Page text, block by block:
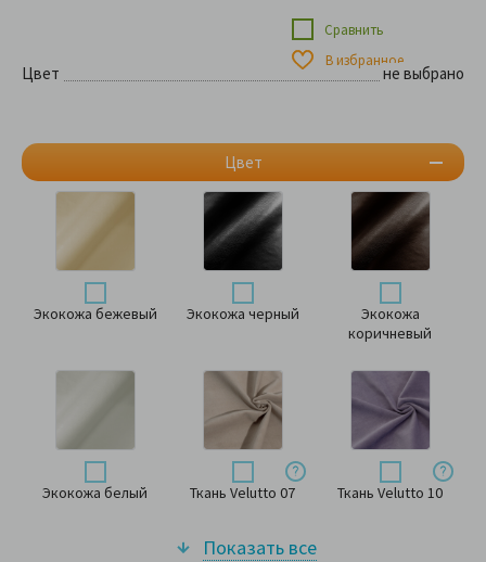
Сравнить
В избранное
Цвет не выбрано
Цвет
Экокожа бежевый Экокожа черный
Экокожа
коричневый
Экокожа белый Ткань Velutto 07 Ткань Velutto 10
Показать все